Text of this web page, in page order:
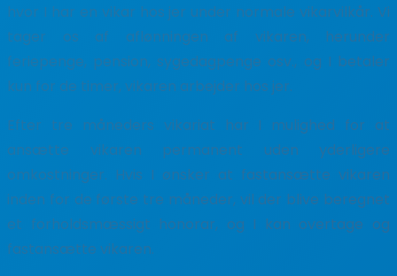
hvor I har en vikar hos jer under normale vikarvilkår. Vi
tager os af aflønningen af vikaren, herunder
feriepenge, pension, sygedagpenge osv., og I betaler
kun for de timer, vikaren arbejder hos jer.
Efter tre måneders vikariat har I mulighed for at
ansætte vikaren permanent uden yderligere
omkostninger. Hvis I ønsker at fastansætte vikaren
inden for de første tre måneder, vil der blive beregnet
et forholdsmæssigt honorar, og I kan overtage og
fastansætte vikaren.